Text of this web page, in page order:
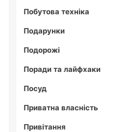
Побутова техніка
Подарунки
Подорожі
Поради та лайфхаки
Посуд
Приватна власність
Привітання